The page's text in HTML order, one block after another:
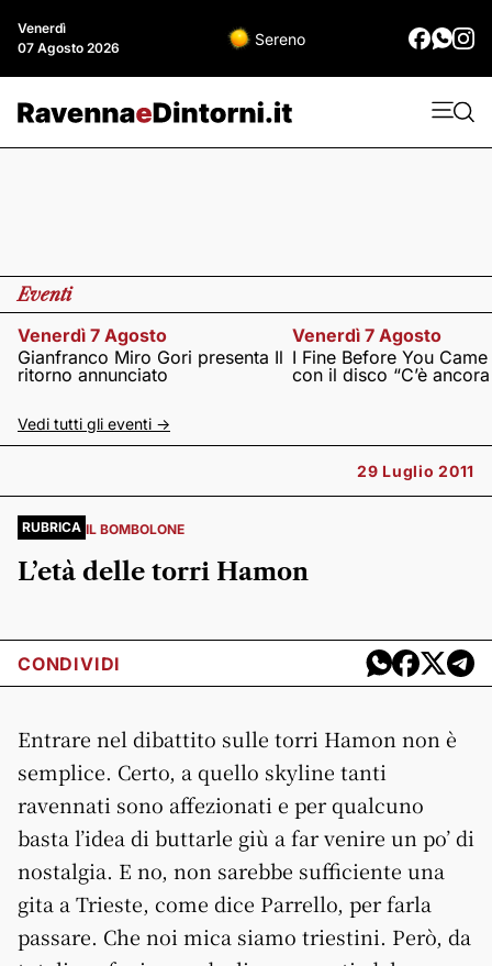
Venerdì
07 Agosto 2026
Sereno
Eventi
Venerdì 7 Agosto
Gianfranco Miro Gori presenta Il
ritorno annunciato
Venerdì 7 Agosto
I Fine Before You
con il disco “C’è
Vedi tutti gli eventi ->
29 Luglio 2011
RUBRICA IL BOMBOLONE
L’età delle torri Hamon
CONDIVIDI
Entrare nel dibattito sulle torri Hamon non è
semplice. Certo, a quello skyline tanti
ravennati sono affezionati e per qualcuno
basta l’idea di buttarle giù a far venire un po’ di
nostalgia. E no, non sarebbe sufficiente una
gita a Trieste, come dice Parrello, per farla
passare. Che noi mica siamo triestini. Però, da